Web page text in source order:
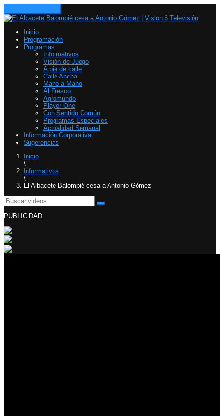
Inicio
Programación
Programas
Informativos
Visión de Juego
A pie de calle
Calle Ancha
Mano a Mano
Al Fresco
Agromundo
Player One
Con Sentido Común
Programas Especiales
Actualidad Semanal
Información Corporativa
Sugerencias
Inicio
\
Informativos
\
El Albacete Balompié cesa a Antonio Gómez
PUBLICIDAD